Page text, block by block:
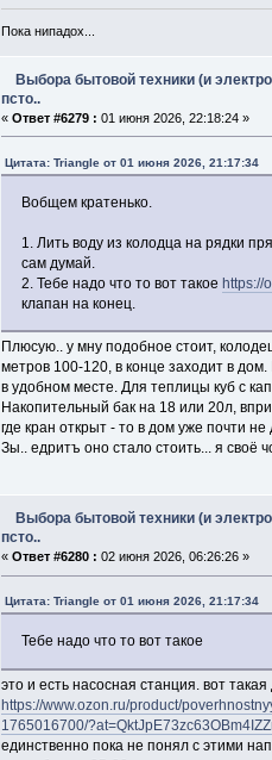
Пока нипадох...
Выбора бытовой техники (и
псто..
« Ответ #6279 : 01 июня 2026, 22:18:24 »
Цитата: Triangle от 01 июня 2026, 21:17:34
Вобщем кратенько.
1. Лить воду из колодца на рядки
сам думай.
2. Тебе надо что то вот такоеhttps://
клапан на конец.
Плюсую.. у мну подобное стоит,
метров 100-120, в конце заходит в
в удобном месте. Для теплицы куб с
Накопительный бак на 18 или 20л,
где кран открыт - то в дом уже почти не
Зы.. едритъ оно стало стоить... я
Выбора бытовой техники (и
псто..
« Ответ #6280 : 02 июня 2026, 06:26:26 »
Цитата: Triangle от 01 июня 2026, 21:17:34
Тебе надо что то вот такое
это и есть насосная станция. вот
https://www.ozon.ru/product/
1765016700/
единственно пока не понял с этими